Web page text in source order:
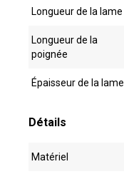
Longueur de la lame
Longueur de la
poignée
Épaisseur de la lame
Détails
Matériel